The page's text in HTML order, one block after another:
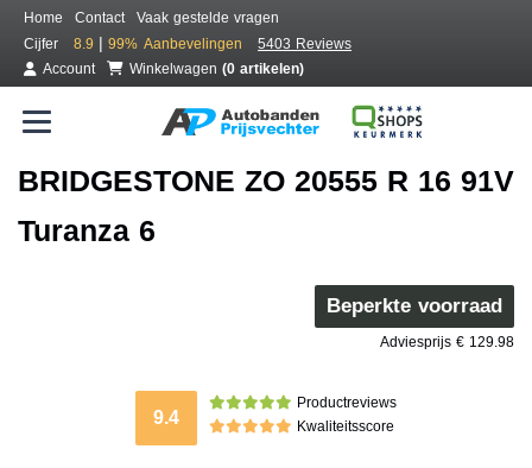
Home Contact
Vaak gestelde vragen
Cijfer
8.9 | 99% Aanbevelingen
5403 Reviews
Account
Winkelwagen (0 artikelen)
BRIDGESTONE ZO 20555 R 16 91V
Turanza 6
Beperkte voorraad
Adviesprijs € 129.98
9.4
Productreviews
Kwaliteitsscore